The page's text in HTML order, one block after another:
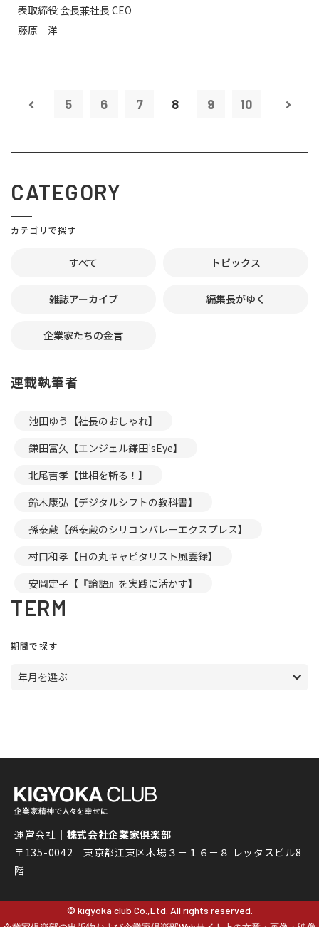
表取締役 会長兼社長 CEO
藤原 洋
5 6 7 8 9 10
CATEGORY
カテゴリで探す
すべて トピックス
雑誌アーカイブ 編集長がゆく
企業家たちの金言
連載執筆者
池田ゆう【社長のおしゃれ】
鎌田富久【エンジェル鎌田’sEye】
北尾吉孝【世相を斬る！】
鈴木康弘【デジタルシフトの教科書】
孫泰蔵【孫泰蔵のシリコンバレーエクスプレス】
村口和孝【日の丸キャピタリスト風雲録】
安岡定子【『論語』を実践に活かす】
TERM
期間で探す
年月を選ぶ
運営会社｜ 株式会社企業家倶楽部
〒135-0042 東京都江東区木場３－１６－８ レッタスビル8
階
© kigyoka club Co.,Ltd. All rights reserved.